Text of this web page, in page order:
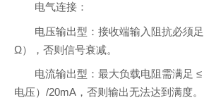
电气连接：
电压输出型：接收端输入阻抗必须
Ω），否则信号衰减。
电流输出型：最大负载电阻需满足
电压）/20mA，否则输出无法达到满度。